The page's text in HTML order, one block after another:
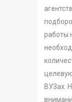
работы
ВУЗах.